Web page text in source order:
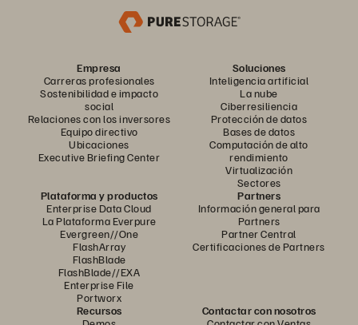
Empresa
Carreras profesionales
Sostenibilidad e impacto
social
Relaciones con los inversores
Equipo directivo
Ubicaciones
Executive Briefing Center
Soluciones
Inteligencia artificial
La nube
Ciberresiliencia
Protección de datos
Bases de datos
Computación de alto
rendimiento
Virtualización
Sectores
Plataforma y productos
Enterprise Data Cloud
La Plataforma Everpure
Evergreen//One
FlashArray
FlashBlade
FlashBlade//EXA
Enterprise File
Portworx
Partners
Información general para
Partners
Partner Central
Certificaciones de Partners
Recursos
Contactar con nosotros